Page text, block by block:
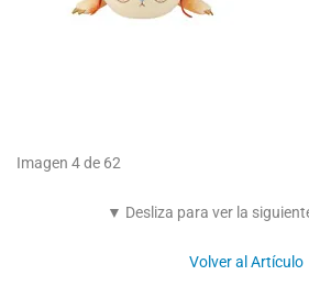
Imagen 4 de 62
▼ Desliza para ver la
Volver al Artículo